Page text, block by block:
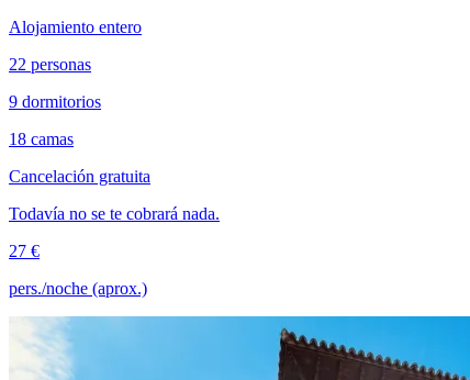
Alojamiento entero
22 personas
9 dormitorios
18 camas
Cancelación gratuita
Todavía no se te cobrará nada.
27 €
pers./noche (aprox.)